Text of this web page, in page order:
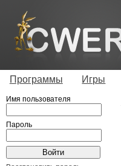
Программы Игры
Имя пользователя
Пароль